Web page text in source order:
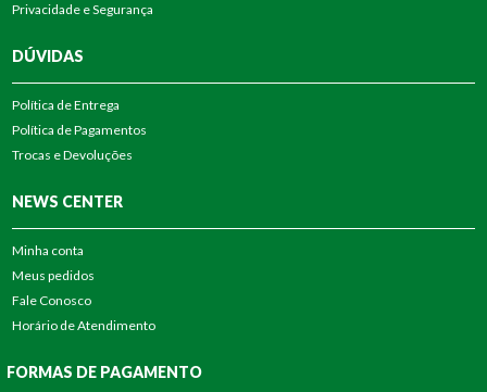
Privacidade e Segurança
DÚVIDAS
Política de Entrega
Política de Pagamentos
Trocas e Devoluções
NEWS CENTER
Minha conta
Meus pedidos
Fale Conosco
Horário de Atendimento
FORMAS DE PAGAMENTO